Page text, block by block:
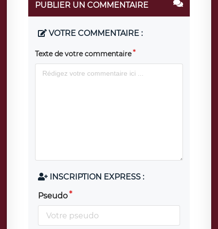
PUBLIER UN COMMENTAIRE
VOTRE COMMENTAIRE :
Texte de votre commentaire
INSCRIPTION EXPRESS :
Pseudo